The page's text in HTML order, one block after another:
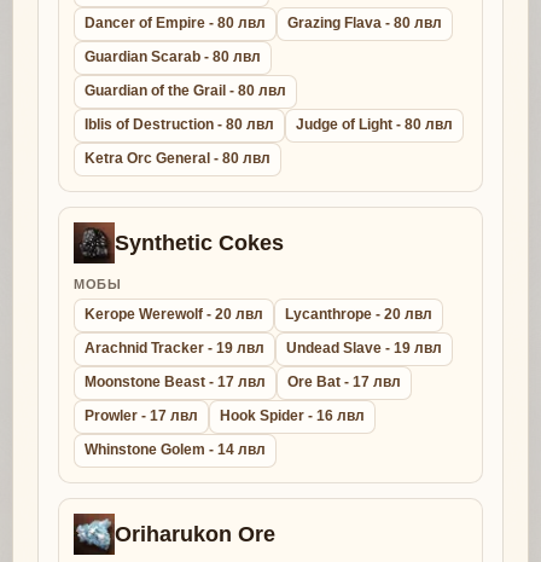
Dancer of Empire - 80 лвл
Grazing Flava - 80 лвл
Guardian Scarab - 80 лвл
Guardian of the Grail - 80 лвл
Iblis of Destruction - 80 лвл
Judge of Light - 80 лвл
Ketra Orc General - 80 лвл
Synthetic Cokes
МОБЫ
Kerope Werewolf - 20 лвл
Lycanthrope - 20 лвл
Arachnid Tracker - 19 лвл
Undead Slave - 19 лвл
Moonstone Beast - 17 лвл
Ore Bat - 17 лвл
Prowler - 17 лвл
Hook Spider - 16 лвл
Whinstone Golem - 14 лвл
Oriharukon Ore